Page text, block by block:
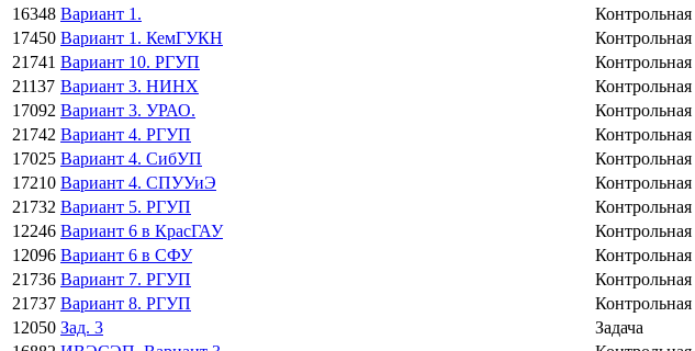
16348 Вариант 1. Контрольная
17450 Вариант 1. КемГУКН Контрольная
21741 Вариант 10. РГУП Контрольная
21137 Вариант 3. НИНХ Контрольная
17092 Вариант 3. УРАО. Контрольная
21742 Вариант 4. РГУП Контрольная
17025 Вариант 4. СибУП Контрольная
17210 Вариант 4. СПУУиЭ Контрольная
21732 Вариант 5. РГУП Контрольная
12246 Вариант 6 в КрасГАУ Контрольная
12096 Вариант 6 в СФУ Контрольная
21736 Вариант 7. РГУП Контрольная
21737 Вариант 8. РГУП Контрольная
12050 Зад. 3 Задача